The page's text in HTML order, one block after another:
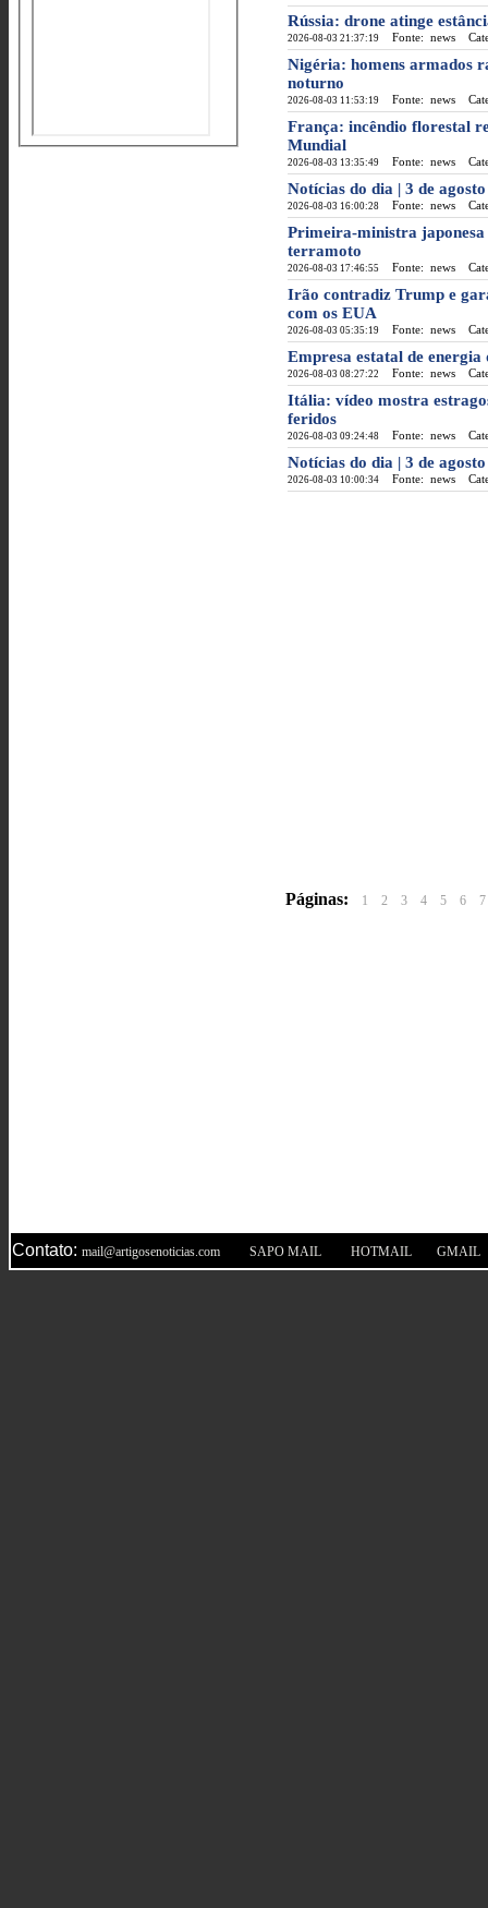
Rússia: drone atinge
2026-08-03 21:37:19 Fonte: news
Nigéria: homens armados
noturno
2026-08-03 11:53:19 Fonte: news
França: incêndio florestal
Mundial
2026-08-03 13:35:49 Fonte: news
Notícias do dia | 3 de
2026-08-03 16:00:28 Fonte: news
Primeira-ministra japonesa
terramoto
2026-08-03 17:46:55 Fonte: news
Irão contradiz Trump e
com os EUA
2026-08-03 05:35:19 Fonte: news
Empresa estatal de
2026-08-03 08:27:22 Fonte: news
Itália: vídeo mostra
feridos
2026-08-03 09:24:48 Fonte: news
Notícias do dia | 3 de
2026-08-03 10:00:34 Fonte: news
Páginas: 1 2 3 4 5 6 7
Contato: mail@artigosenoticias.com SAPO MAIL HOTMAIL GMAIL